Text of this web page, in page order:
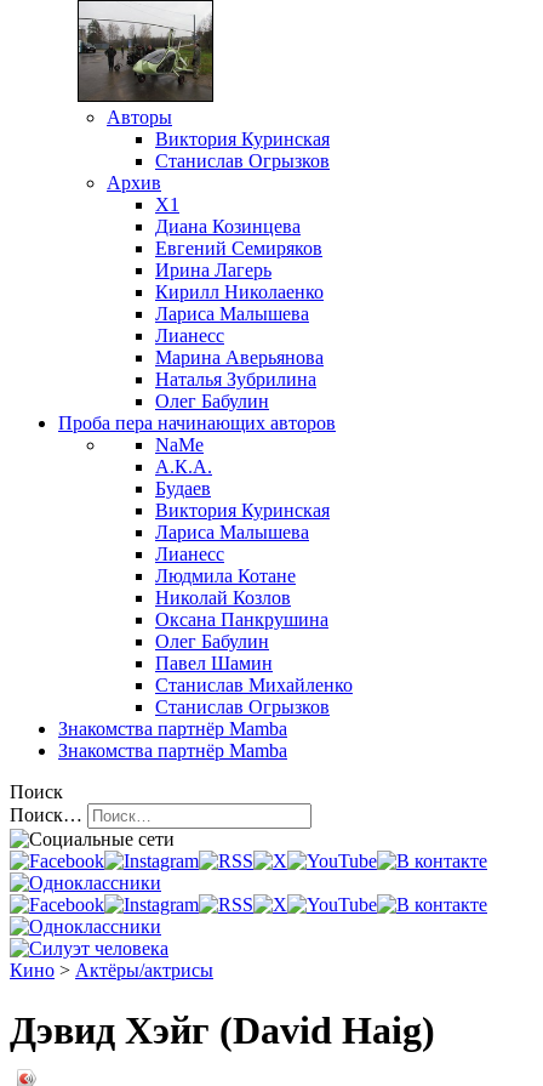
Авторы
Виктория Куринская
Станислав Огрызков
Архив
X1
Диана Козинцева
Евгений Семиряков
Ирина Лагерь
Кирилл Николаенко
Лариса Малышева
Лианесс
Марина Аверьянова
Наталья Зубрилина
Олег Бабулин
Проба пера начинающих авторов
NaMe
А.К.А.
Будаев
Виктория Куринская
Лариса Малышева
Лианесс
Людмила Котане
Николай Козлов
Оксана Панкрушина
Олег Бабулин
Павел Шамин
Станислав Михайленко
Станислав Огрызков
Знакомства партнёр Mamba
Знакомства партнёр Mamba
Поиск
Поиск…
Кино > Актёры/актрисы
Дэвид Хэйг (David Haig)